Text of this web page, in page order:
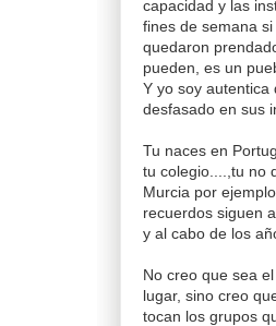
capacidad y las
fines de semana
quedaron
pueden, es un
Y yo soy autentica
desfasado en sus
Tu naces en
tu colegio....,tu no
Murcia por
recuerdos siguen
y al cabo de los
No creo que sea
lugar, sino creo
tocan los grupos